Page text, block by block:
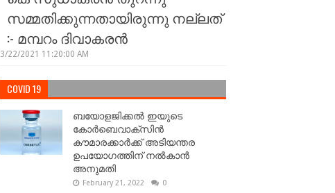
സമ്മതിക്കുന്നതായിരുന്നു നല്ലത്
:- മമ്പറം ദിവാകരന്‍
3/22/2021 11:20:00 AM
COVID 19
ബയോളജിക്കല്‍ ഇയുടെ
കോര്‍ബെവാക്സിൻ
കൗമാരക്കാർക്ക് അടിയന്തര
ഉപയോഗത്തിന് നൽകാൻ
അനുമതി
February 21, 2022 0